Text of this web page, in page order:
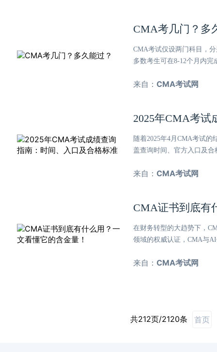
CMA考几门？多
CMA考试仅设两门科目，
多数考生可在8-12个月内完
来自： CMA考试网
2025年CMA考试
随着2025年4月CMA考试
盖查询时间、官方入口及
来自： CMA考试网
CMA证书到底有
在财务转型的大趋势下，
领域的权威认证，CMA与
来自： CMA考试网
共212页/2120条 首页